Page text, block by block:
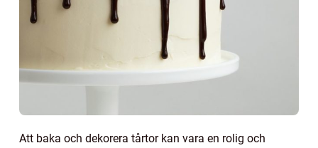
Att baka och dekorera tårtor kan vara en rolig och